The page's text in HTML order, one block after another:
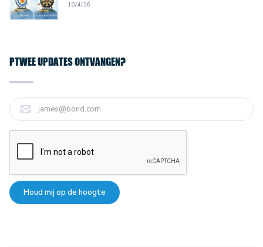
10/4/26
PTWEE UPDATES ONTVANGEN?